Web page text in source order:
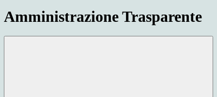
Amministrazione Trasparente